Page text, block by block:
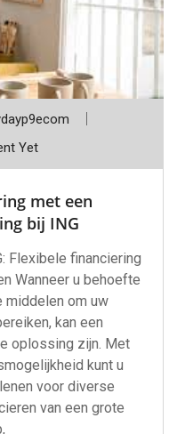
Yet
met een
bij ING
Flexibele financiering
Wanneer u behoefte
middelen om uw
kan een
oplossing zijn. Met
kunt u
voor diverse
van een grote